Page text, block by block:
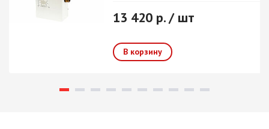
13 420 р. / шт